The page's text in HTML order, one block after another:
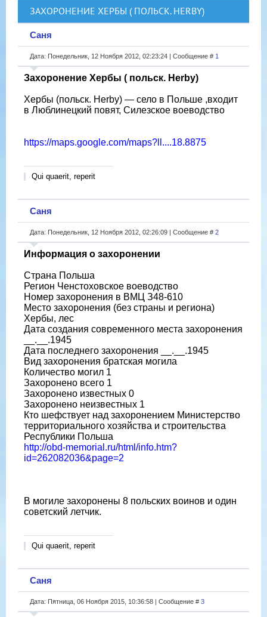
ЗАХОРОНЕНИЕ ХЕРБЫ ( ПОЛЬСК. HERBY)
Саня
Дата: Понедельник, 12 Ноября 2012, 02:23:24 | Сообщение # 1
Захоронение Хербы ( польск. Herby)
Хербы (польск. Herby) — село в Польше ,входит
в Люблинецкий повят, Силезское воеводство
https://maps.google.com/maps?ll....18.8875
Qui quaerit, reperit
Саня
Дата: Понедельник, 12 Ноября 2012, 02:26:09 | Сообщение # 2
Информация о захоронении
Страна Польша
Регион Ченстоховское воеводство
Номер захоронения в ВМЦ З48-610
Место захоронения (без страны и региона)
Хербы, лес
Дата создания современного места захоронения
__.__.1945
Дата последнего захоронения __.__.1945
Вид захоронения братская могила
Количество могил 1
Захоронено всего 1
Захоронено известных 0
Захоронено неизвестных 1
Кто шефствует над захоронением Министерство
территориального хозяйства и строительства
Республики Польша
http://obd-memorial.ru/html/info.htm?
id=262082036&page=2
В могиле захоронены 8 польских воинов и один
советский летчик.
Qui quaerit, reperit
Саня
Дата: Пятница, 06 Ноября 2015, 10:36:58 | Сообщение # 3